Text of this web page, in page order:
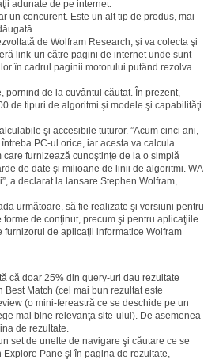
adunate de pe internet.
un concurent. Este un alt tip de produs, mai
de Wolfram Research, şi va colecta şi
link-uri către pagini de internet unde sunt
în cadrul paginii motorului putând rezolva
pornind de la cuvântul căutat. În pre­zent,
de tipuri de algoritmi şi modele şi capa­bilităţi
şi accesibile tuturor. ”Acum cinci ani,
PC-ul orice, iar acesta va calcula
furnizează cunoştinţe de la o simplă
de date şi milioane de linii de algoritmi. WA
a declarat la lansare Stephen Wolfram,
următoare, să fie realizate şi versiuni pentru
de conţinut, precum şi pentru aplicaţiile
de aplicaţii informatice Wolfram
că doar 25% din query-uri dau rezul­ta­te
Ma­tch (cel mai bun rezultat este
(o mini-fereastră ce se deschide pe un
mai bine relevanţa site-ului). De asemenea
de rezultate.
set de unelte de navigare şi căutare ce se
Pane şi în pagina de rezultate,